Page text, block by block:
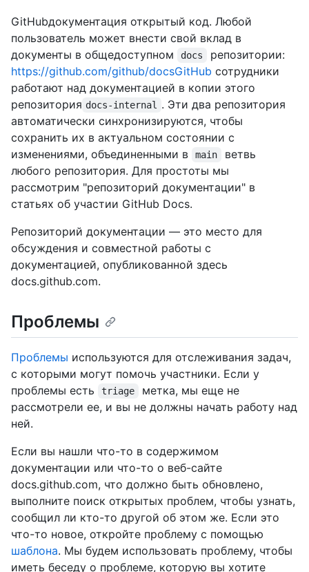
GitHubдокументация открытый код. Любой
пользователь может внести свой вклад в
документы в общедоступном
docs
репозитории:
https://github.com/github/docsGitHub сотрудники
работают над документацией в копии этого
репозитория docs-internal
. Эти два репозитория
автоматически синхронизируются, чтобы
сохранить их в актуальном состоянии с
изменениями, объединенными в
main
ветвь
любого репозитория. Для простоты мы
рассмотрим "репозиторий документации" в
статьях об участии GitHub Docs.
Репозиторий документации — это место для
обсуждения и совместной работы с
документацией, опубликованной здесь
docs.github.com.
Проблемы
Проблемы используются для отслеживания задач,
с которыми могут помочь участники. Если у
проблемы есть
triage
метка, мы еще не
рассмотрели ее, и вы не должны начать работу над
ней.
Если вы нашли что-то в содержимом
документации или что-то о веб-сайте
docs.github.com, что должно быть обновлено,
выполните поиск открытых проблем, чтобы узнать,
сообщил ли кто-то другой об этом же. Если это
что-то новое, откройте проблему с помощью
шаблона. Мы будем использовать проблему, чтобы
иметь беседу о проблеме, которую вы хотите